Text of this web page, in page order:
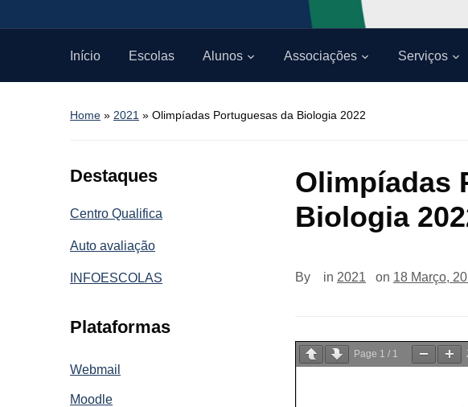
Início Escolas Alunos Associações Serviços
Home » 2021 » Olimpíadas Portuguesas da Biologia 2022
Destaques
Centro Qualifica
Auto avaliação
INFOESCOLAS
Plataformas
Webmail
Moodle
Olimpíadas
Biologia
By in 2021 on 18 Março,
Page 1 / 1